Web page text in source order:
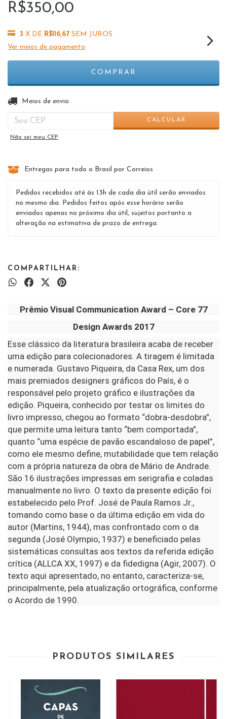
R$350,00
3 X DE R$116,67 SEM JUROS
Ver meios de pagamento
Entregas para o CEP:
Meios de envio
CALCULAR
Não sei meu CEP
Entregas para todo o Brasil por Correios
Pedidos recebidos até às 13h de cada dia útil serão enviados
no mesmo dia. Pedidos feitos após esse horário serão
enviados apenas no próximo dia útil, sujeitos portanto a
alteração na estimativa de prazo de entrega.
COMPARTILHAR:
Prêmio Visual Communication Award – Core 77
Design Awards 2017
Esse clássico da literatura brasileira acaba de receber
uma edição para colecionadores. A tiragem é limitada
e numerada. Gustavo Piqueira, da Casa Rex, um dos
mais premiados designers gráficos do País, é o
responsável pelo projeto gráfico e ilustrações da
edição. Piqueira, conhecido por testar os limites do
livro impresso, chegou ao formato “dobra-desdobra”,
que permite uma leitura tanto “bem comportada”,
quanto “uma espécie de pavão escandaloso de papel”,
como ele mesmo define, mutabilidade que tem relação
com a própria natureza da obra de Mário de Andrade.
São 16 ilustrações impressas em serigrafia e coladas
manualmente no livro. O texto da presente edição foi
estabelecido pelo Prof. José de Paula Ramos Jr.,
tomando como base o da última edição em vida do
autor (Martins, 1944), mas confrontado com o da
segunda (José Olympio, 1937) e beneficiado pelas
sistemáticas consultas aos textos da referida edição
crítica (ALLCA XX, 1997) e da fidedigna (Agir, 2007). O
texto aqui apresentado, no entanto, caracteriza-se,
principalmente, pela atualização ortográfica, conforme
o Acordo de 1990.
PRODUTOS SIMILARES